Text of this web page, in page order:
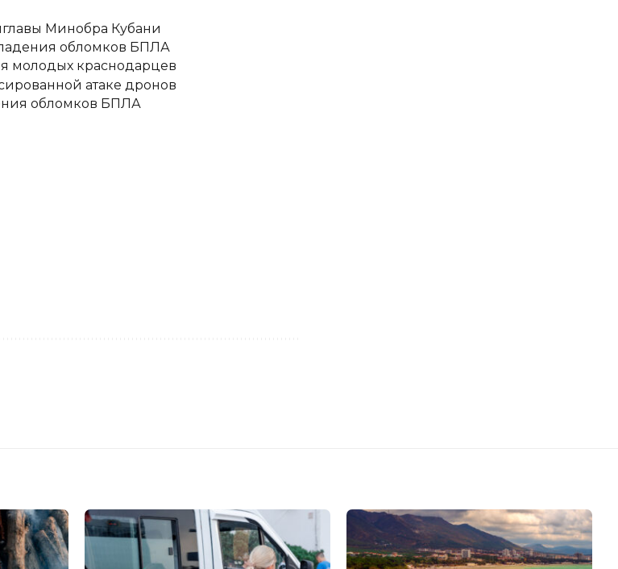
Минобра Кубани
обломков БПЛА
молодых краснодарцев
атаке дронов
обломков БПЛА